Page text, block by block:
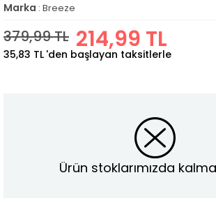
Marka : Breeze
379,99 TL 214,99 TL
35,83 TL 'den başlayan taksitlerle
Ürün stoklarımızda